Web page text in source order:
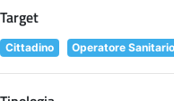
Target
Cittadino Operatore Sanitario